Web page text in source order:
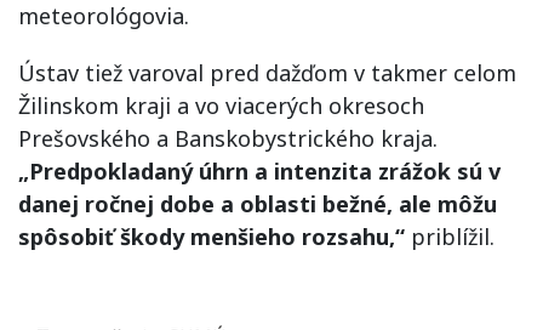
meteorológovia.
Ústav tiež varoval pred dažďom v takmer celom
Žilinskom kraji a vo viacerých okresoch
Prešovského a Banskobystrického kraja.
„Predpokladaný úhrn a intenzita zrážok sú v
danej ročnej dobe a oblasti bežné, ale môžu
spôsobiť škody menšieho rozsahu,“ priblížil.